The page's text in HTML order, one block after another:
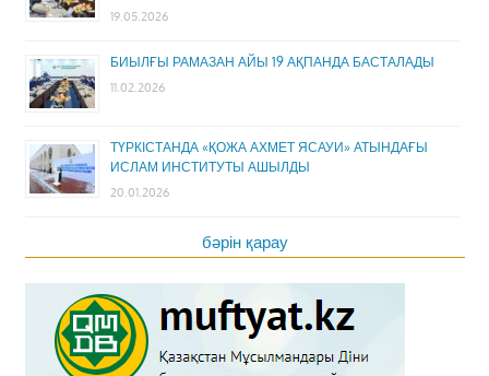
19.05.2026
БИЫЛҒЫ РАМАЗАН АЙЫ 19 АҚПАНДА БАСТАЛАДЫ
11.02.2026
ТҮРКІСТАНДА «ҚОЖА АХМЕТ ЯСАУИ» АТЫНДАҒЫ
ИСЛАМ ИНСТИТУТЫ АШЫЛДЫ
20.01.2026
бәрін қарау